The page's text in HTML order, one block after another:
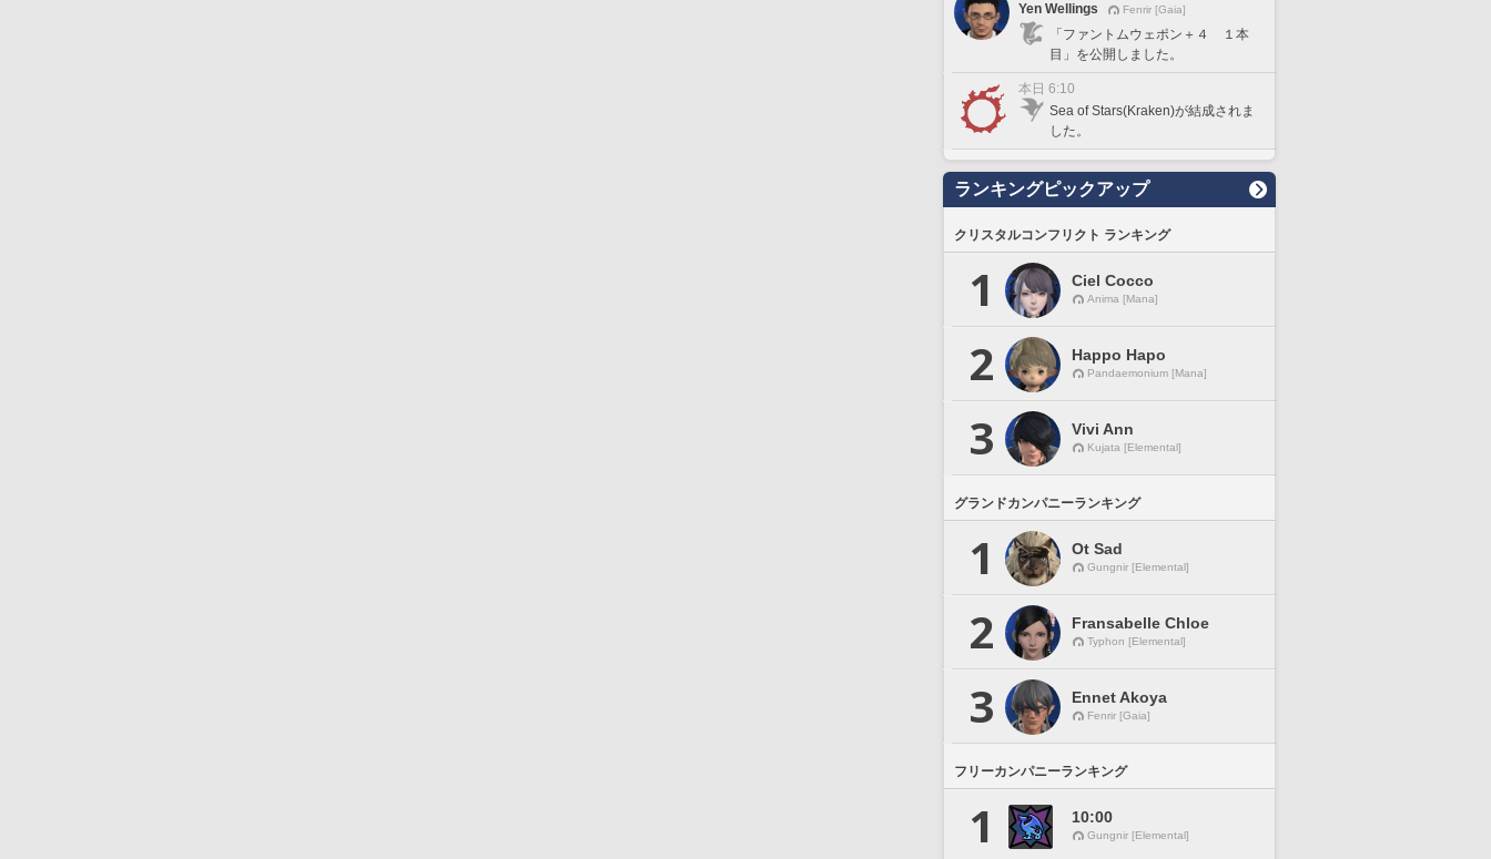
Yen Wellings
Fenrir [Gaia]
「ファントムウェポン＋４ １本
目」を公開しました。
本日 6:10
Sea of Stars(Kraken)が結成されま
した。
ランキングピックアップ
クリスタルコンフリクト ランキング
1 Ciel Cocco
Anima [Mana]
2 Happo Hapo
Pandaemonium [Mana]
3 Vivi Ann
Kujata [Elemental]
グランドカンパニーランキング
1 Ot Sad
Gungnir [Elemental]
2 Fransabelle Chloe
Typhon [Elemental]
3 Ennet Akoya
Fenrir [Gaia]
フリーカンパニーランキング
1 10:00
Gungnir [Elemental]